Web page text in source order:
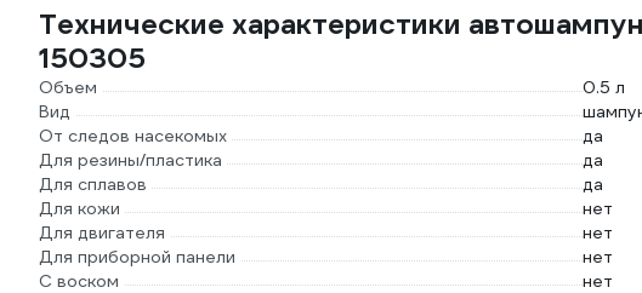
Технические характеристики
150305
Объем
0.5 л
Вид
От следов насекомых
да
Для резины/пластика
да
Для сплавов
да
Для кожи
нет
Для двигателя
нет
Для приборной панели
нет
С воском
нет